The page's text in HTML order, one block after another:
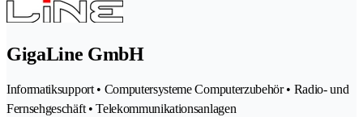
GigaLine GmbH
Informatiksupport • Computersysteme Computerzubehör • Radio- und
Fernsehgeschäft • Telekommunikationsanlagen